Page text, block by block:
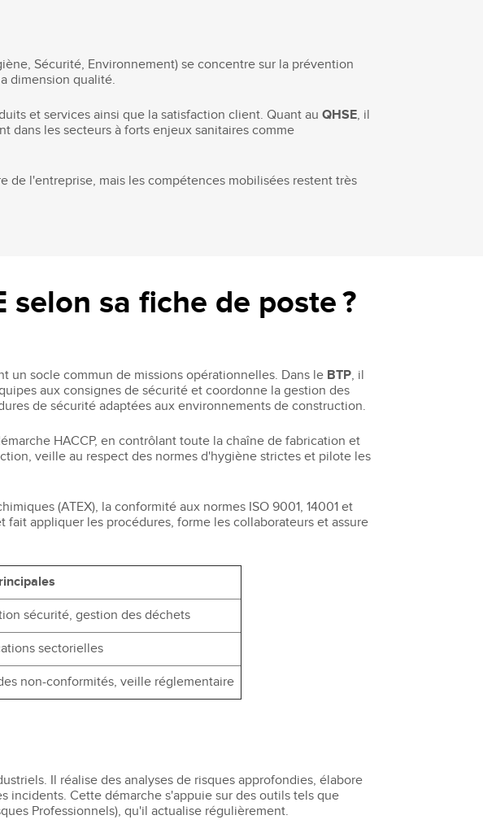
Sécurité, Environnement) se concentre sur la prévention
dimension qualité.
et services ainsi que la satisfaction client. Quant auQHSE, il
dans les secteurs à forts enjeux sanitaires comme
l'entreprise, mais les compétences mobilisées restent très
sa fiche de poste ?
un socle commun de missions opérationnelles. Dans le BTP, il
aux consignes de sécurité et coordonne la gestion des
de sécurité adaptées aux environnements de construction.
HACCP, en contrôlant toute la chaîne de fabrication et
veille au respect des normes d'hygiène strictes et pilote les
(ATEX), la conformité aux normes ISO 9001, 14001 et
appliquer les procédures, forme les collaborateurs et assure
sécurité, gestion des déchets
sectorielles
non-conformités, veille réglementaire
Il réalise des analyses de risques approfondies, élabore
incidents. Cette démarche s'appuie sur des outils tels que
Professionnels), qu'il actualise régulièrement.